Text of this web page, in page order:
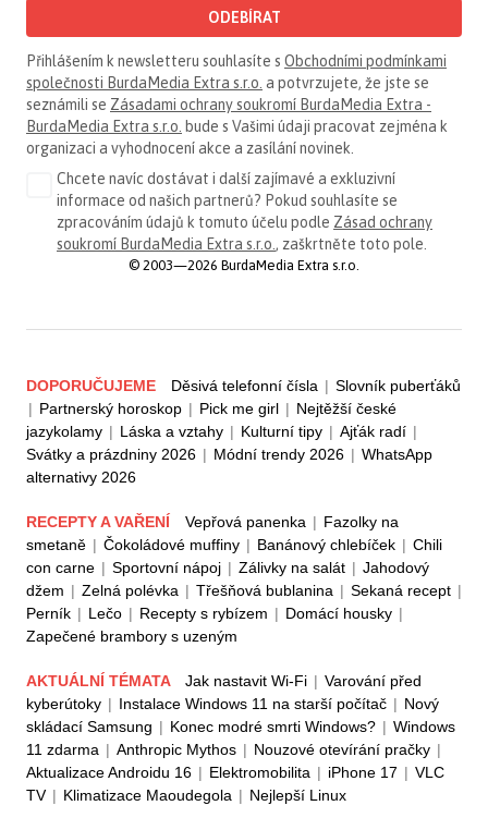
ODEBÍRAT
Přihlášením k newsletteru souhlasíte s Obchodními podmínkami
společnosti BurdaMedia Extra s.r.o. a potvrzujete, že jste se
seznámili se Zásadami ochrany soukromí BurdaMedia Extra -
BurdaMedia Extra s.r.o. bude s Vašimi údaji pracovat zejména k
organizaci a vyhodnocení akce a zasílání novinek.
Chcete navíc dostávat i další zajímavé a exkluzivní
informace od našich partnerů? Pokud souhlasíte se
zpracováním údajů k tomuto účelu podle Zásad ochrany
soukromí BurdaMedia Extra s.r.o., zaškrtněte toto pole.
© 2003—2026 BurdaMedia Extra s.r.o.
DOPORUČUJEME Děsivá telefonní čísla | Slovník puberťáků
| Partnerský horoskop | Pick me girl | Nejtěžší české
jazykolamy | Láska a vztahy | Kulturní tipy | Ajťák radí |
Svátky a prázdniny 2026 | Módní trendy 2026 | WhatsApp
alternativy 2026
RECEPTY A VAŘENÍ Vepřová panenka | Fazolky na
smetaně | Čokoládové muffiny | Banánový chlebíček | Chili
con carne | Sportovní nápoj | Zálivky na salát | Jahodový
džem | Zelná polévka | Třešňová bublanina | Sekaná recept |
Perník | Lečo | Recepty s rybízem | Domácí housky |
Zapečené brambory s uzeným
AKTUÁLNÍ TÉMATA Jak nastavit Wi-Fi | Varování před
kyberútoky | Instalace Windows 11 na starší počítač | Nový
skládací Samsung | Konec modré smrti Windows? | Windows
11 zdarma | Anthropic Mythos | Nouzové otevírání pračky |
Aktualizace Androidu 16 | Elektromobilita | iPhone 17 | VLC
TV | Klimatizace Maoudegola | Nejlepší Linux